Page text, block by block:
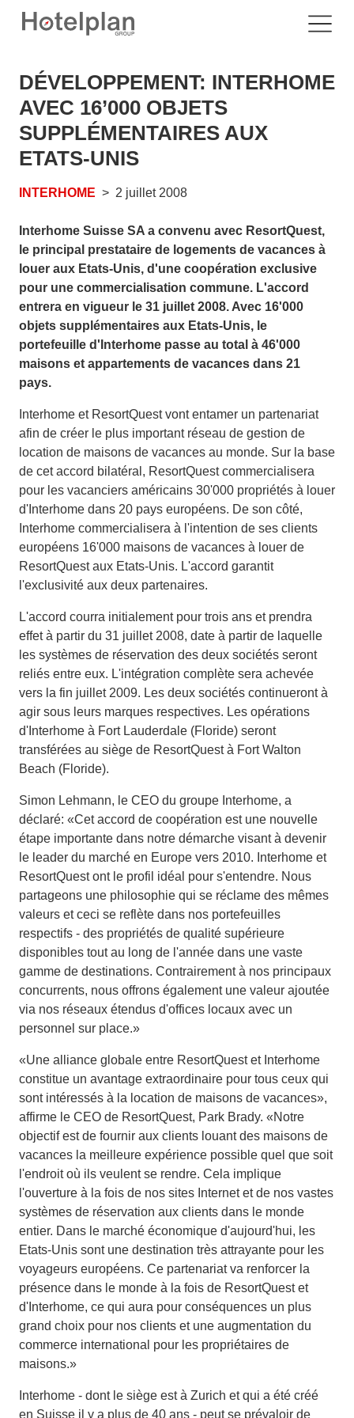
DÉVELOPPEMENT: INTERHOME
AVEC 16’000 OBJETS
SUPPLÉMENTAIRES AUX
ETATS-UNIS
INTERHOME 2 juillet 2008
Interhome Suisse SA a convenu avec ResortQuest,
le principal prestataire de logements de vacances à
louer aux Etats-Unis, d'une coopération exclusive
pour une commercialisation commune. L'accord
entrera en vigueur le 31 juillet 2008. Avec 16'000
objets supplémentaires aux Etats-Unis, le
portefeuille d'Interhome passe au total à 46'000
maisons et appartements de vacances dans 21
pays.
Interhome et ResortQuest vont entamer un partenariat
afin de créer le plus important réseau de gestion de
location de maisons de vacances au monde. Sur la base
de cet accord bilatéral, ResortQuest commercialisera
pour les vacanciers américains 30'000 propriétés à louer
d'Interhome dans 20 pays européens. De son côté,
Interhome commercialisera à l'intention de ses clients
européens 16'000 maisons de vacances à louer de
ResortQuest aux Etats-Unis. L'accord garantit
l'exclusivité aux deux partenaires.
L'accord courra initialement pour trois ans et prendra
effet à partir du 31 juillet 2008, date à partir de laquelle
les systèmes de réservation des deux sociétés seront
reliés entre eux. L'intégration complète sera achevée
vers la fin juillet 2009. Les deux sociétés continueront à
agir sous leurs marques respectives. Les opérations
d'Interhome à Fort Lauderdale (Floride) seront
transférées au siège de ResortQuest à Fort Walton
Beach (Floride).
Simon Lehmann, le CEO du groupe Interhome, a
déclaré: «Cet accord de coopération est une nouvelle
étape importante dans notre démarche visant à devenir
le leader du marché en Europe vers 2010. Interhome et
ResortQuest ont le profil idéal pour s'entendre. Nous
partageons une philosophie qui se réclame des mêmes
valeurs et ceci se reflète dans nos portefeuilles
respectifs - des propriétés de qualité supérieure
disponibles tout au long de l'année dans une vaste
gamme de destinations. Contrairement à nos principaux
concurrents, nous offrons également une valeur ajoutée
via nos réseaux étendus d'offices locaux avec un
personnel sur place.»
«Une alliance globale entre ResortQuest et Interhome
constitue un avantage extraordinaire pour tous ceux qui
sont intéressés à la location de maisons de vacances»,
affirme le CEO de ResortQuest, Park Brady. «Notre
objectif est de fournir aux clients louant des maisons de
vacances la meilleure expérience possible quel que soit
l'endroit où ils veulent se rendre. Cela implique
l'ouverture à la fois de nos sites Internet et de nos vastes
systèmes de réservation aux clients dans le monde
entier. Dans le marché économique d'aujourd'hui, les
Etats-Unis sont une destination très attrayante pour les
voyageurs européens. Ce partenariat va renforcer la
présence dans le monde à la fois de ResortQuest et
d'Interhome, ce qui aura pour conséquences un plus
grand choix pour nos clients et une augmentation du
commerce international pour les propriétaires de
maisons.»
Interhome - dont le siège est à Zurich et qui a été créé
en Suisse il y a plus de 40 ans - peut se prévaloir de